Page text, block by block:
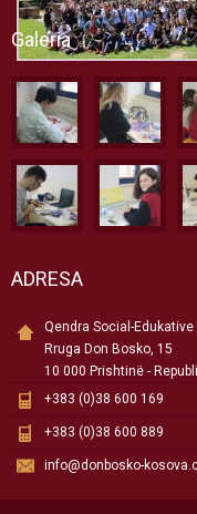
Galeria
ADRESA
Qendra Social-Edukative
Rruga Don Bosko, 15
10 000 Prishtinë -
+383 (0)38 600 169
+383 (0)38 600 889
info@donbosko-